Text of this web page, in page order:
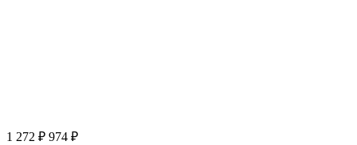
1 272 ₽ 974 ₽